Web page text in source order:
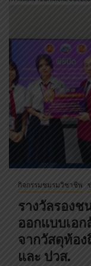
กิจกรรมชมรมวิชาชีพ
รางวัลรองช
ออกแบบเอ
จากวัสดุท้อ
และ ปวส.